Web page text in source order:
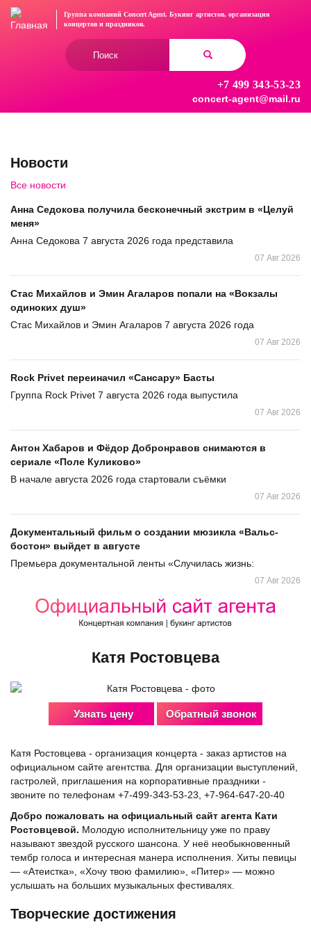
Перейти
Группа компаний Concert Agent. Букинг артистов, организация
концертови праздников.
+7 499 343-53-23
concert-agent@mail.ru
Новости
Все новости
Анна Седокова получила бесконечный экстрим в «Целуй
меня»
Анна Седокова 7 августа 2026 года представила
07 Авг 2026
Стас Михайлов и Эмин Агаларов попали на «Вокзалы
одиноких душ»
Стас Михайлов и Эмин Агаларов 7 августа 2026 года
07 Авг 2026
Rock Privet переиначил «Сансару» Басты
Группа Rock Privet 7 августа 2026 года выпустила
07 Авг 2026
Антон Хабаров и Фёдор Добронравов снимаются в
сериале «Поле Куликово»
В начале августа 2026 года стартовали съёмки
07 Авг 2026
Документальный фильм о создании мюзикла «Вальс-
бостон» выйдет в августе
Премьера документальной ленты «Случилась жизнь:
07 Авг 2026
Катя Ростовцева
Узнать цену Обратный звонок
Катя Ростовцева - организация концерта - заказ артистов на
официальном сайте агентства. Для организации выступлений,
гастролей, приглашения на корпоративные праздники -
звоните по телефонам +7-499-343-53-23, +7-964-647-20-40
Добро пожаловать на официальный сайт агента Кати
Ростовцевой. Молодую исполнительницу уже по праву
называют звездой русского шансона. У неё необыкновенный
тембр голоса и интересная манера исполнения. Хиты певицы
— «Атеистка», «Хочу твою фамилию», «Питер» — можно
услышать на больших музыкальных фестивалях.
Творческие достижения